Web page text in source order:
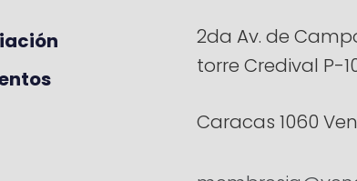
2da Av. de
torre Credival P-
Caracas 1060